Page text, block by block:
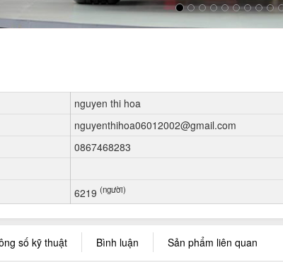
nguyen thi hoa
nguyenthihoa06012002@gmail.com
0867468283
6219 (người)
số kỹ thuật Bình luận Sản phẩm liên quan